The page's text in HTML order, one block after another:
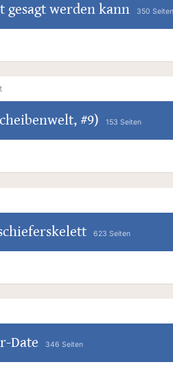
gesagt werden kann 350 Seiten
#9) 153 Seiten
623 Seiten
Date 346 Seiten